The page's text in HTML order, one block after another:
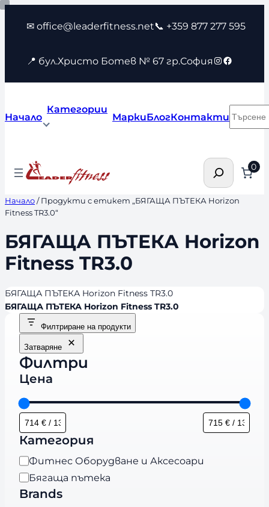
Към
съдържанието
✉ office@leaderfitness.net📞 +359 877 277 595
📍 бул.Христо Ботев № 67 гр.София Instagram
Facebook
Начало
Категории
МаркиБлогКонтакти
Търсене 0
Начало/ Продукти с етикет „БЯГАЩА ПЪТЕКА Horizon
Fitness TR3.0“
БЯГАЩА ПЪТЕКА Horizon
Fitness TR3.0
БЯГАЩА ПЪТЕКА Horizon Fitness TR3.0
БЯГАЩА ПЪТЕКА Horizon Fitness TR3.0
Филтриране на продукти
Затваряне
Филтри
Цена
Категория
К
а
т
Фитнес Оборудване и Аксесоари
Бягаща пътека
Brands